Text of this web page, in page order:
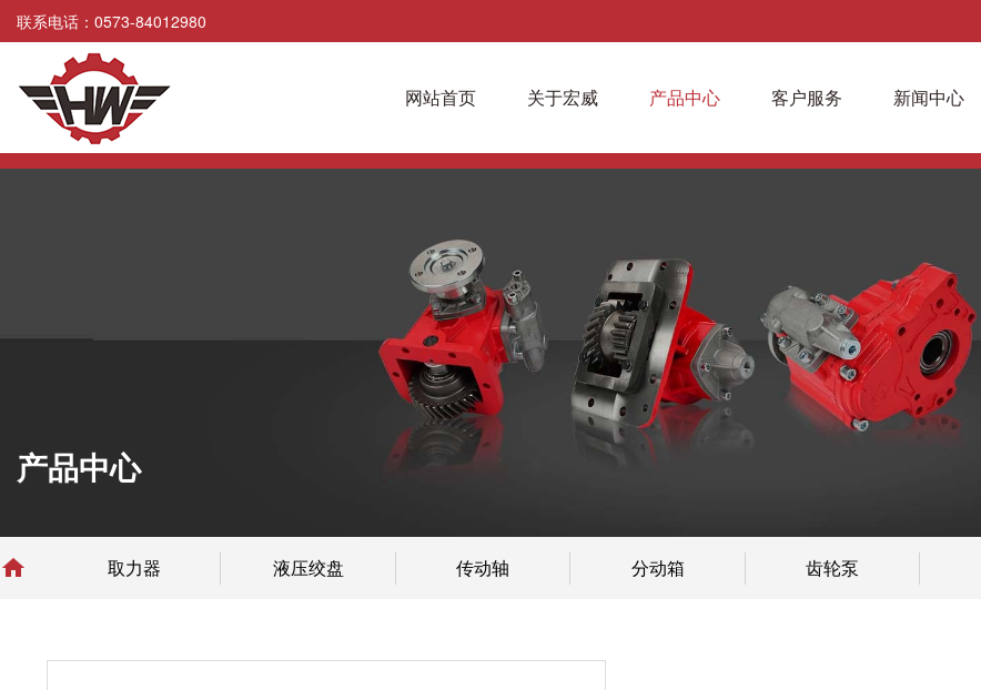
联系电话：0573-84012980
网站首页 关于宏威 产品中心 客户服务 新闻中心
产品中心
产品中心
 取力器 液压绞盘 传动轴 分动箱 齿轮泵